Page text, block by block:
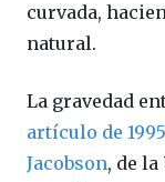
curvada,
natural.
La gravedad
artículo de 1995
Jacobson, de